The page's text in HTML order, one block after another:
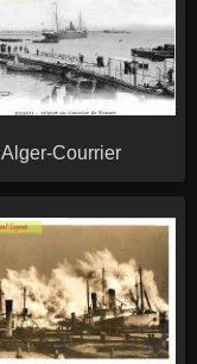
Alger-Courrier